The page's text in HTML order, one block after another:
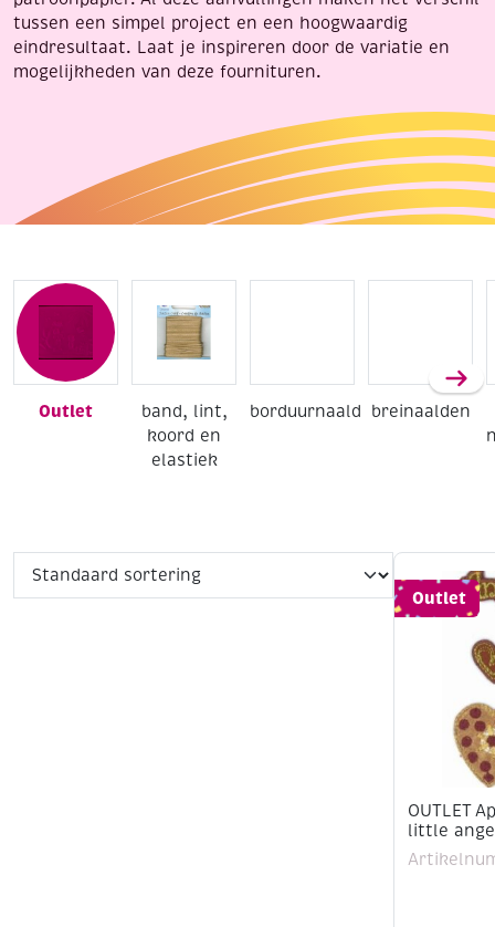
tussen een simpel project en een hoogwaardig
eindresultaat. Laat je inspireren door de variatie en
mogelijkheden van deze fournituren.
Outlet
band, lint,
koord en
elastiek
borduurnaaldenbreinaalden
Outlet
OUTLET
little